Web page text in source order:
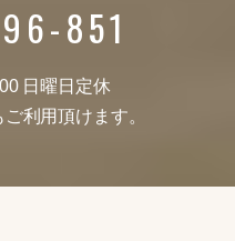
851
日曜日定休
利用頂けます。